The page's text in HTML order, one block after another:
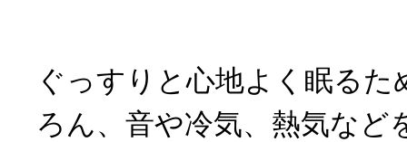
ぐっすりと心地よく眠る
ろん、音や冷気、熱気など